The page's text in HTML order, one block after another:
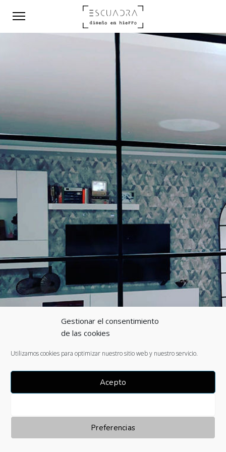
Gestionar el consentimiento
de las cookies
Utilizamos cookies para optimizar nuestro sitio web y nuestro servicio.
Acepto
Preferencias